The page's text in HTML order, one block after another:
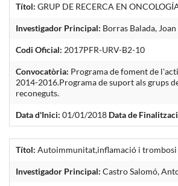
Títol: GRUP DE RECERCA EN
Investigador Principal: Borras Balada,
Codi Oficial: 2017PFR-URV-B2-10
Convocatòria: Programa de foment de
2014-2016.Programa de suport als grups
reconeguts.
Data d'Inici: 01/01/2018 Data de
Títol: Autoimmunitat,inflamació i trombosi
Investigador Principal: Castro Salomó,